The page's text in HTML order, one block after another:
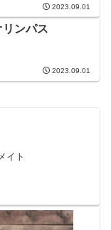
2023.09.01
ンパス
2023.09.01
イト